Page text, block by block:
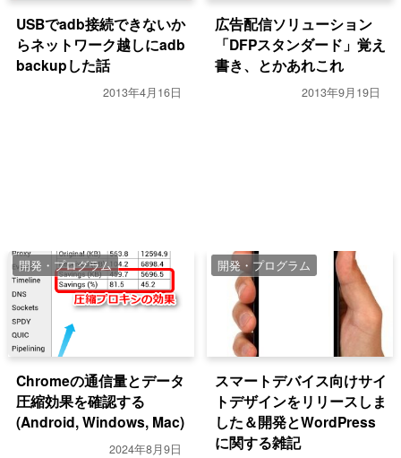
USBでadb接続できないか
らネットワーク越しにadb
backupした話
2013年4月16日
広告配信ソリューション
「DFPスタンダード」覚え
書き、とかあれこれ
2013年9月19日
開発・プログラム
Chromeの通信量とデータ
圧縮効果を確認する
(Android, Windows, Mac)
2024年8月9日
開発・プログラム
スマートデバイス向けサイ
トデザインをリリースしま
した＆開発とWordPress
に関する雑記